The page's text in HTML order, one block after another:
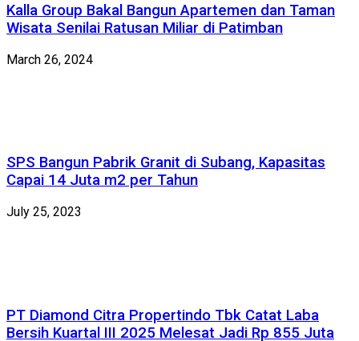
Kalla Group Bakal Bangun Apartemen dan Taman
Wisata Senilai Ratusan Miliar di Patimban
March 26, 2024
SPS Bangun Pabrik Granit di Subang, Kapasitas
Capai 14 Juta m2 per Tahun
July 25, 2023
PT Diamond Citra Propertindo Tbk Catat Laba
Bersih Kuartal III 2025 Melesat Jadi Rp 855 Juta